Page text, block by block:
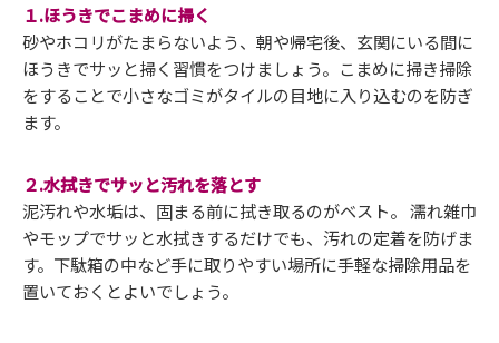
１.ほうきでこまめに掃く
砂やホコリがたまらないよう、朝や帰宅後、玄関にいる間に
ほうきでサッと掃く習慣をつけましょう。こまめに掃き掃除
をすることで小さなゴミがタイルの目地に入り込むのを防ぎ
ます。
２.水拭きでサッと汚れを落とす
泥汚れや水垢は、固まる前に拭き取るのがベスト。 濡れ雑巾
やモップでサッと水拭きするだけでも、汚れの定着を防げま
す。下駄箱の中など手に取りやすい場所に手軽な掃除用品を
置いておくとよいでしょう。